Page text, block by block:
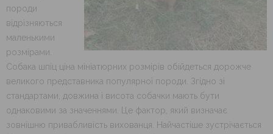
породи
відрізняються
маленькими
розмірами.
Собака шпіц ціна мініатюрних розмірів обійдеться дорожче
великого представника популярної породи. Згідно зі
стандартами, довжина і висота собачки мають бути
однаковими за значеннями. Це фактор, який визначає
зовнішню привабливість вихованця. Найчастіше зустрічається